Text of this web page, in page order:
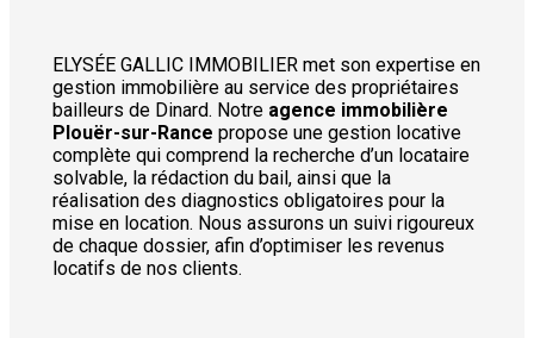
ELYSÉE GALLIC IMMOBILIER met son expertise en
gestion immobilière au service des propriétaires
bailleurs de Dinard. Notre agence immobilière
Plouër-sur-Rance propose une gestion locative
complète qui comprend la recherche d’un locataire
solvable, la rédaction du bail, ainsi que la
réalisation des diagnostics obligatoires pour la
mise en location. Nous assurons un suivi rigoureux
de chaque dossier, afin d’optimiser les revenus
locatifs de nos clients.